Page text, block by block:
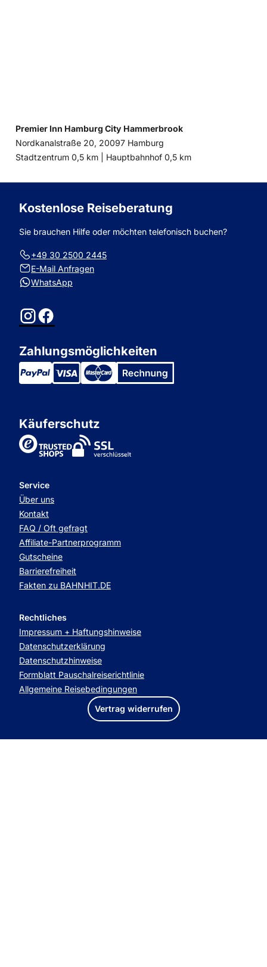
Premier Inn Hamburg City Hammerbrook
Nordkanalstraße 20, 20097 Hamburg
Entfernung
Stadtzentrum 0,5 km | Entfernung
Hauptbahnhof 0,5 km
Kostenlose Reiseberatung
Sie brauchen Hilfe oder möchten telefonisch buchen?
+49 30 2500 2445
E-Mail Anfragen
WhatsApp
InstagramFacebook
Zahlungsmöglichkeiten
Käuferschutz
TrustedShops
Service
Über uns
Kontakt
FAQ / Oft gefragt
Affiliate-Partnerprogramm
Gutscheine
Barrierefreiheit
Fakten zu BAHNHIT.DE
Rechtliches
Impressum + Haftungshinweise
Datenschutzerklärung
Datenschutzhinweise
Formblatt Pauschalreiserichtlinie
Allgemeine Reisebedingungen
Vertrag widerrufen